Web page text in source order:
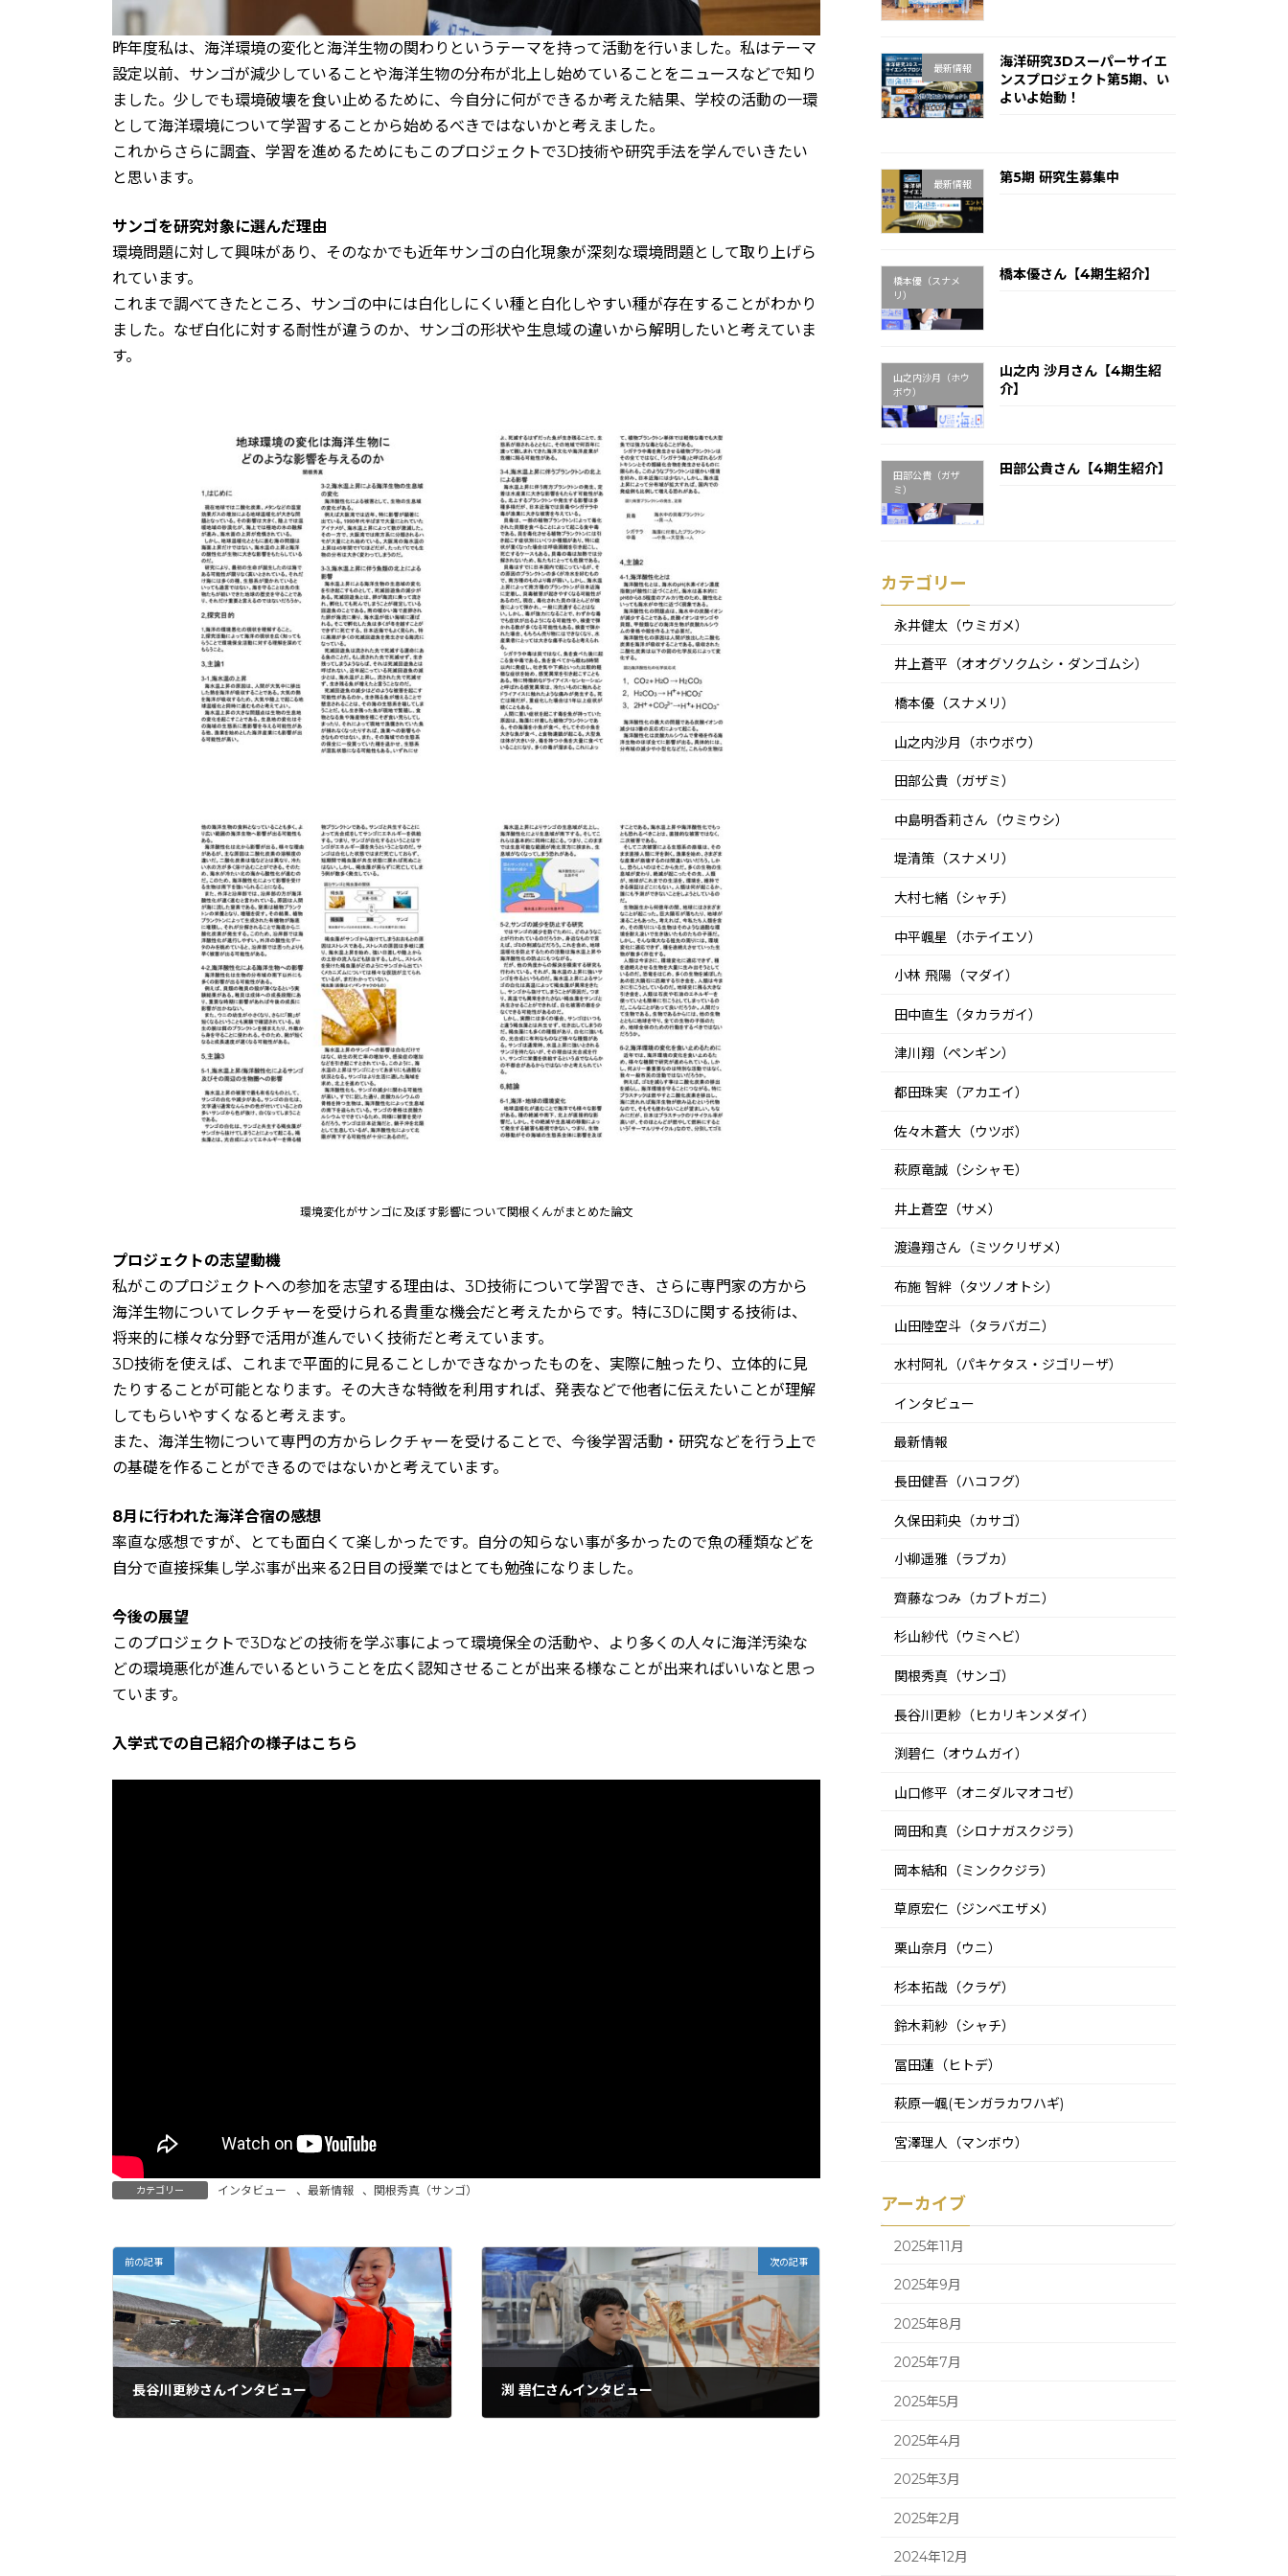
昨年度私は、海洋環境の変化と海洋生物の関わりというテーマを持って活動を行いました。私はテーマ
設定以前、サンゴが減少していることや海洋生物の分布が北上し始めていることをニュースなどで知り
ました。少しでも環境破壊を食い止めるために、今自分に何ができるか考えた結果、学校の活動の一環
として海洋環境について学習することから始めるべきではないかと考えました。
これからさらに調査、学習を進めるためにもこのプロジェクトで3D技術や研究手法を学んでいきたい
と思います。
サンゴを研究対象に選んだ理由
環境問題に対して興味があり、そのなかでも近年サンゴの白化現象が深刻な環境問題として取り上げら
れています。
これまで調べてきたところ、サンゴの中には白化しにくい種と白化しやすい種が存在することがわかり
ました。なぜ白化に対する耐性が違うのか、サンゴの形状や生息域の違いから解明したいと考えていま
す。
環境変化がサンゴに及ぼす影響について関根くんがまとめた論文
プロジェクトの志望動機
私がこのプロジェクトへの参加を志望する理由は、3D技術について学習でき、さらに専門家の方から
海洋生物についてレクチャーを受けられる貴重な機会だと考えたからです。特に3Dに関する技術は、
将来的に様々な分野で活用が進んでいく技術だと考えています。
3D技術を使えば、これまで平面的に見ることしかできなかったものを、実際に触ったり、立体的に見
たりすることが可能となります。その大きな特徴を利用すれば、発表などで他者に伝えたいことが理解
してもらいやすくなると考えます。
また、海洋生物について専門の方からレクチャーを受けることで、今後学習活動・研究などを行う上で
の基礎を作ることができるのではないかと考えています。
8月に行われた海洋合宿の感想
率直な感想ですが、とても面白くて楽しかったです。自分の知らない事が多かったので魚の種類などを
自分で直接採集し学ぶ事が出来る2日目の授業ではとても勉強になりました。
今後の展望
このプロジェクトで3Dなどの技術を学ぶ事によって環境保全の活動や、より多くの人々に海洋汚染な
どの環境悪化が進んでいるということを広く認知させることが出来る様なことが出来ればいいなと思っ
ています。
入学式での自己紹介の様子はこちら
カテゴリー インタビュー 、 最新情報 、 関根秀真（サンゴ）
前の記事
長谷川更紗さんインタビュー
次の記事
渕 碧仁さんインタビュー
最新情報
海洋研究3Dスーパーサイエ
ンスプロジェクト第5期、い
よいよ始動！
最新情報 第5期 研究生募集中
橋本優（スナメ
リ）
橋本優さん【4期生紹介】
山之内沙月（ホウ
ボウ）
山之内 沙月さん【4期生紹
介】
田部公貴（ガザ
ミ）
田部公貴さん【4期生紹介】
カテゴリー
永井健太（ウミガメ）
井上蒼平（オオグソクムシ・ダンゴムシ）
橋本優（スナメリ）
山之内沙月（ホウボウ）
田部公貴（ガザミ）
中島明香莉さん（ウミウシ）
堤清策（スナメリ）
大村七緒（シャチ）
中平颯星（ホテイエソ）
小林 飛陽（マダイ）
田中直生（タカラガイ）
津川翔（ペンギン）
都田珠実（アカエイ）
佐々木蒼大（ウツボ）
萩原竜誠（シシャモ）
井上蒼空（サメ）
渡邉翔さん（ミツクリザメ）
布施 智絆（タツノオトシ）
山田陸空斗（タラバガニ）
水村阿礼（パキケタス・ジゴリーザ）
インタビュー
最新情報
長田健吾（ハコフグ）
久保田莉央（カサゴ）
小柳遥雅（ラブカ）
齊藤なつみ（カブトガニ）
杉山紗代（ウミヘビ）
関根秀真（サンゴ）
長谷川更紗（ヒカリキンメダイ）
渕碧仁（オウムガイ）
山口修平（オニダルマオコゼ）
岡田和真（シロナガスクジラ）
岡本結和（ミンククジラ）
草原宏仁（ジンベエザメ）
栗山奈月（ウニ）
杉本拓哉（クラゲ）
鈴木莉紗（シャチ）
冨田蓮（ヒトデ）
萩原一颯(モンガラカワハギ)
宮澤理人（マンボウ）
アーカイブ
2025年11月
2025年9月
2025年8月
2025年7月
2025年5月
2025年4月
2025年3月
2025年2月
2024年12月